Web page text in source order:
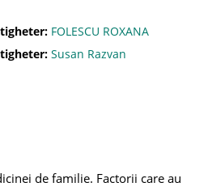
FOLESCU ROXANA
Susan Razvan
de familie. Factorii care au